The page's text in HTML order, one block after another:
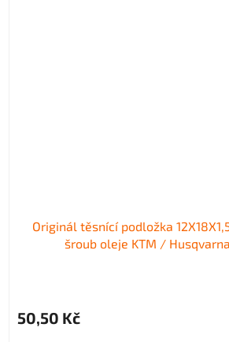
Originál těsnící podložka
šroub oleje KTM /
50,50 Kč